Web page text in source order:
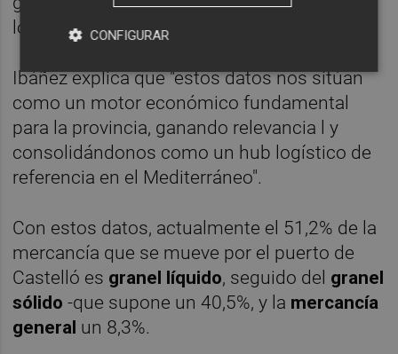
los contenedores un incremento del 45,7%.
Ibáñez explica que "estos datos nos sitúan
como un motor económico fundamental
para la provincia, ganando relevancia l y
consolidándonos como un hub logístico de
referencia en el Mediterráneo".
Con estos datos, actualmente el 51,2% de la
mercancía que se mueve por el puerto de
Castelló es granel líquido, seguido del granel
sólido -que supone un 40,5%, y la mercancía
general un 8,3%.
CONFIGURAR